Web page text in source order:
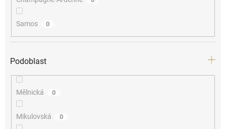
Samos 0
Podoblast
Mělnická 0
Mikulovská 0